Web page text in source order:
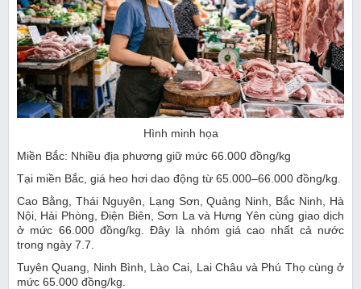
Hình minh họa
Miền Bắc: Nhiều địa phương giữ mức 66.000 đồng/kg
Tại miền Bắc, giá heo hơi dao động từ 65.000–66.000 đồng/kg.
Cao Bằng, Thái Nguyên, Lạng Sơn, Quảng Ninh, Bắc Ninh, Hà
Nội, Hải Phòng, Điện Biên, Sơn La và Hưng Yên cùng giao dịch
ở mức 66.000 đồng/kg. Đây là nhóm giá cao nhất cả nước
trong ngày 7.7.
Tuyên Quang, Ninh Bình, Lào Cai, Lai Châu và Phú Thọ cùng ở
mức 65.000 đồng/kg.